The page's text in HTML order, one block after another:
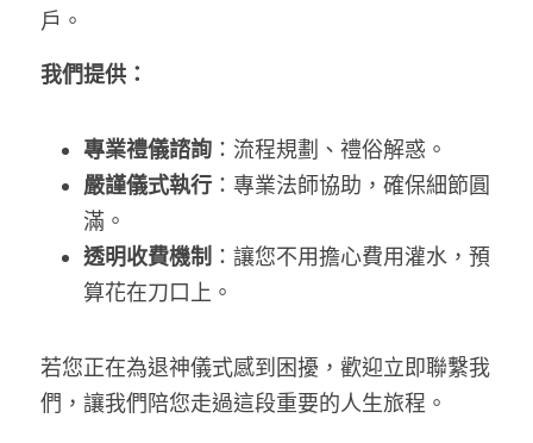
戶。
我們提供：
專業禮儀諮詢 ：流程規劃、禮俗解惑。
嚴謹儀式執行 ：專業法師協助，確保細節圓
滿。
透明收費機制 ：讓您不用擔心費用灌水，預
算花在刀口上。
若您正在為退神儀式感到困擾，歡迎立即聯繫我
們，讓我們陪您走過這段重要的人生旅程。